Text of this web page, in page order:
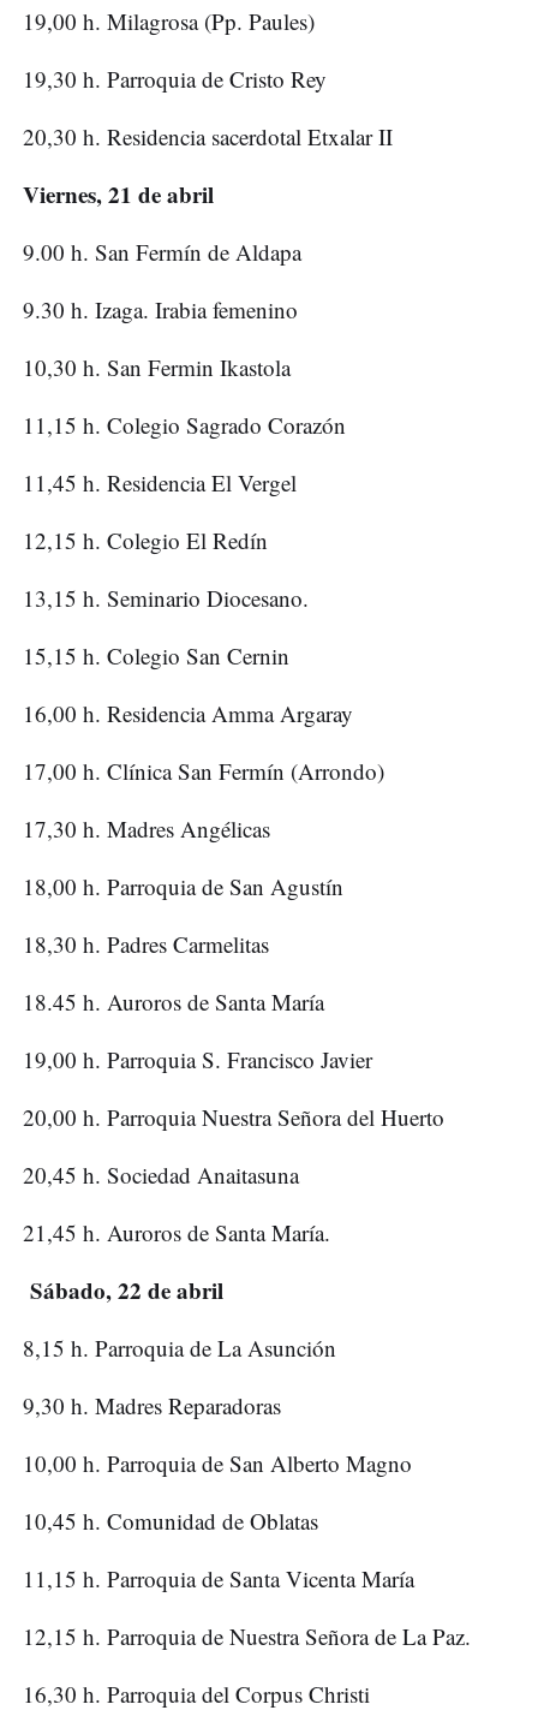
19,00 h. Milagrosa (Pp. Paules)
19,30 h. Parroquia de Cristo Rey
20,30 h. Residencia sacerdotal Etxalar II
Viernes, 21 de abril
9.00 h. San Fermín de Aldapa
9.30 h. Izaga. Irabia femenino
10,30 h. San Fermin Ikastola
11,15 h. Colegio Sagrado Corazón
11,45 h. Residencia El Vergel
12,15 h. Colegio El Redín
13,15 h. Seminario Diocesano.
15,15 h. Colegio San Cernin
16,00 h. Residencia Amma Argaray
17,00 h. Clínica San Fermín (Arrondo)
17,30 h. Madres Angélicas
18,00 h. Parroquia de San Agustín
18,30 h. Padres Carmelitas
18.45 h. Auroros de Santa María
19,00 h. Parroquia S. Francisco Javier
20,00 h. Parroquia Nuestra Señora del Huerto
20,45 h. Sociedad Anaitasuna
21,45 h. Auroros de Santa María.
Sábado, 22 de abril
8,15 h. Parroquia de La Asunción
9,30 h. Madres Reparadoras
10,00 h. Parroquia de San Alberto Magno
10,45 h. Comunidad de Oblatas
11,15 h. Parroquia de Santa Vicenta María
12,15 h. Parroquia de Nuestra Señora de La Paz.
16,30 h. Parroquia del Corpus Christi